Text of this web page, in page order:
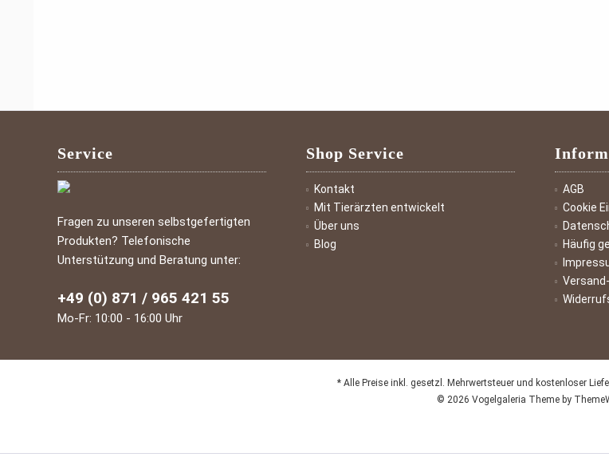
Service
Fragen zu unseren selbstgefertigten
Produkten? Telefonische
Unterstützung und Beratung unter:
+49 (0) 871 / 965 421 55
Mo-Fr: 10:00 - 16:00 Uhr
Shop Service
Kontakt
Mit Tierärzten entwickelt
Über uns
Blog
AGB
Cookie
Häufig
* Alle Preise inkl. gesetzl. Mehrwertsteuer und kostenloser
© 2026 Vogelgaleria Theme by